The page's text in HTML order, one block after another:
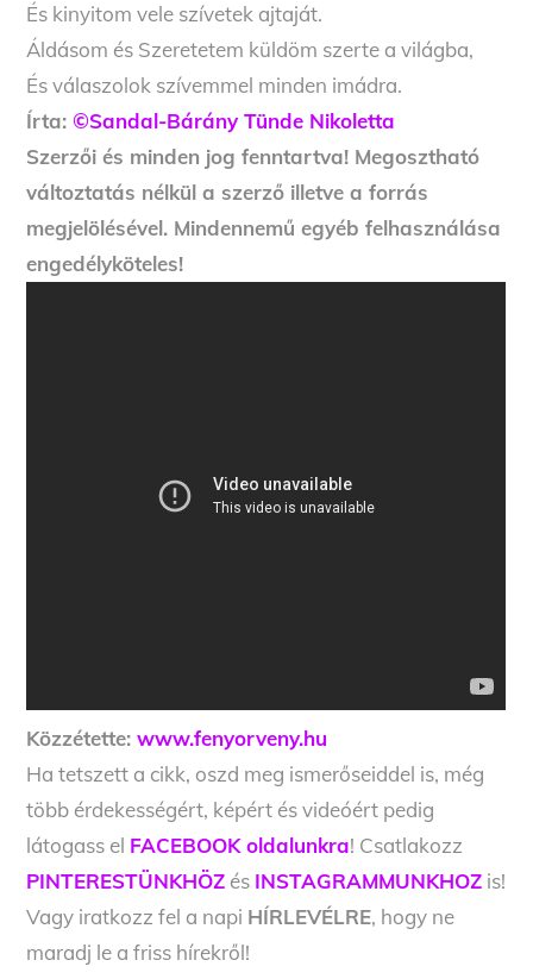
És kinyitom vele szívetek ajtaját.
Áldásom és Szeretetem küldöm szerte a világba,
És válaszolok szívemmel minden imádra.
Írta:©Sandal-Bárány Tünde Nikoletta
Szerzői és minden jog fenntartva! Megosztható
változtatás nélkül a szerző illetve a forrás
megjelölésével. Mindennemű egyéb felhasználása
engedélyköteles!
Közzétette:www.fenyorveny.hu
Ha tetszett a cikk, oszd meg ismerőseiddel is, még
több érdekességért, képért és videóért pedig
látogass el FACEBOOK oldalunkra! Csatlakozz
PINTERESTÜNKHÖZ és INSTAGRAMMUNKHOZ is!
Vagy iratkozz fel a napi HÍRLEVÉLRE, hogy ne
maradj le a friss hírekről!